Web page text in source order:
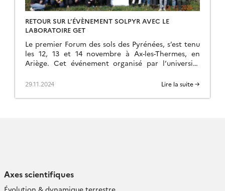
RETOUR SUR L’ÉVÈNEMENT SOLPYR AVEC LE
LABORATOIRE GET
Le premier Forum des sols des Pyrénées, s’est tenu
les 12, 13 et 14 novembre à Ax-les-Thermes, en
Ariège. Cet événement organisé par l’université
29.11.2024 Lire la suite →
Axes scientifiques
Évolution & dynamique terrestre